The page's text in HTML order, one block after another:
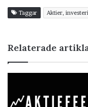
Taggar Aktier,
Relaterade